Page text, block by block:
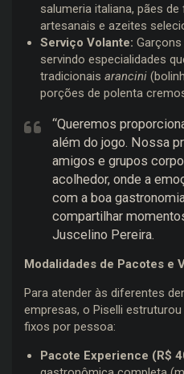
salumeria italiana, pães
artesanais e azeites
Serviço Volante:
servindo especialidades
tradicionais arancini
porções de polenta
“Queremos
além do jogo. Nossa
amigos e grupos
acolhedor, onde a
com a boa
compartilhar
Juscelino Pereira.
Modalidades de Pacotes e
Para atender às diferentes
empresas, o Piselli
fixos por pessoa:
Pacote Experience (R$